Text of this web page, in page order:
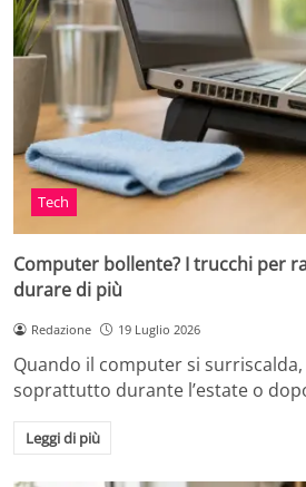
Tech
Computer bollente? I trucchi per
durare di più
Redazione 19 Luglio 2026
Quando il computer si
soprattutto durante l’estate o
Leggi di più